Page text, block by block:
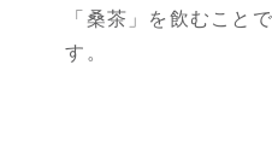
「桑茶」を飲むこと
す。